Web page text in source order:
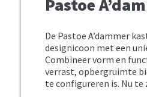
Pastoe
De Pastoe A’dammer
designicoon met een
Combineer vorm en
verrast, opbergruimte
te configureren is. Nu te